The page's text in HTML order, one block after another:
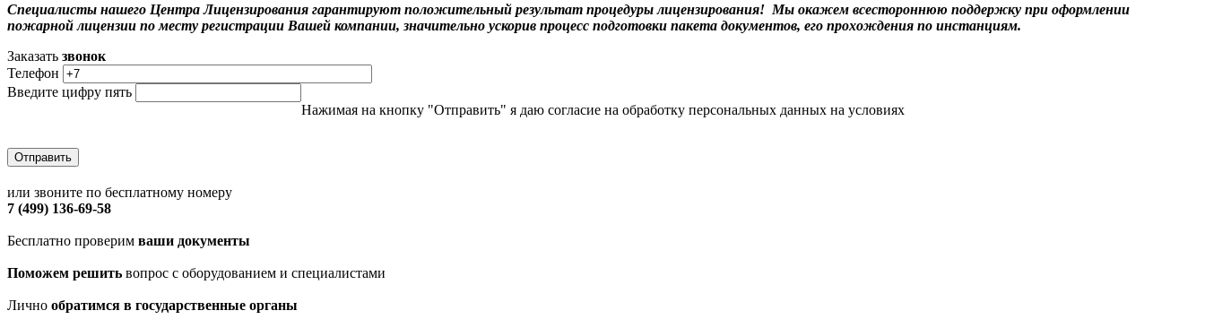
Специалисты нашего Центра Лицензирования гарантируют положительный результат процедуры лицензирования! Мы окажем всестороннюю поддержку при оформлении
пожарной лицензии по месту регистрации Вашей компании, значительно ускорив процесс подготовки пакета документов, его прохождения по инстанциям.
Заказать звонок
Телефон
Введите цифру пять
Нажимая на кнопку "Отправить" я даю согласие на обработку персональных данных на условиях
или звоните по бесплатному номеру
7 (499) 136-69-58
Бесплатно проверим ваши документы
Поможем решить вопрос с оборудованием и специалистами
Лично обратимся в государственные органы